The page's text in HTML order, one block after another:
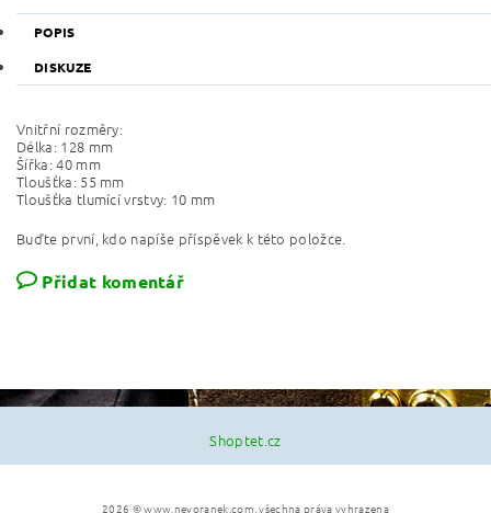
POPIS
DISKUZE
Vnitřní rozměry:
Délka: 128 mm
Šířka: 40 mm
Tloušťka: 55 mm
Tloušťka tlumící vrstvy: 10 mm
Buďte první, kdo napíše příspěvek k této položce.
Přidat komentář
Shoptet.cz
2026 © www.nevoranek.com, všechna práva vyhrazena